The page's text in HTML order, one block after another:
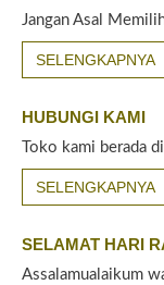
Jangan Asal
SELENGKAPNYA
HUBUNGI KAMI
Toko kami berada
SELENGKAPNYA
SELAMAT HARI
Assalamualaikum